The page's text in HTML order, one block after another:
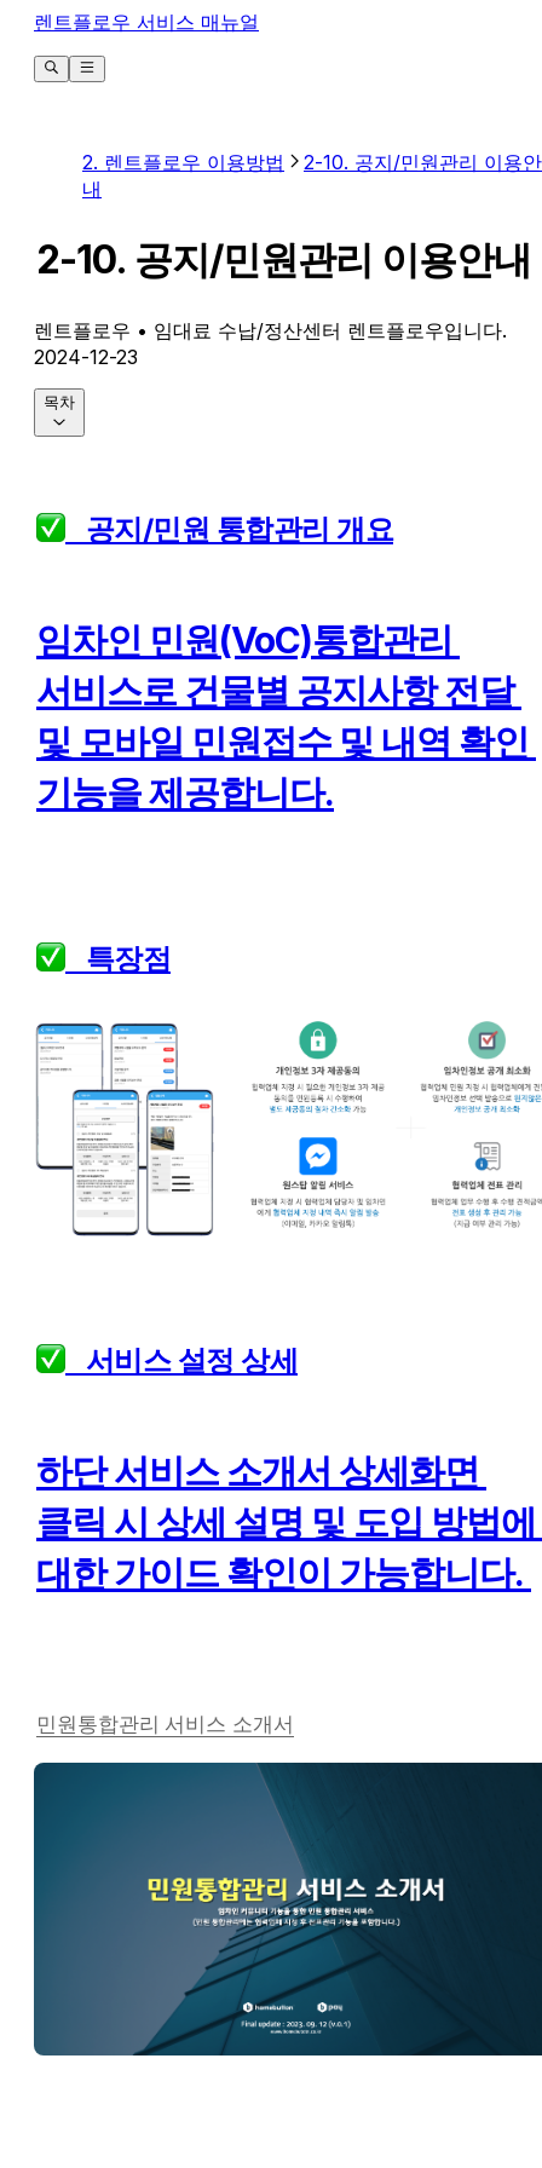
렌트플로우 서비스 매뉴얼
2. 렌트플로우 이용방법
2-10. 공지/민원관리 이용안
내
2-10. 공지/민원관리 이용안내
렌트플로우 • 임대료 수납/정산센터 렌트플로우입니다.
2024-12-23
공지/민원 통합관리 개요
임차인 민원(VoC)통합관리
서비스로 건물별 공지사항 전달
및 모바일 민원접수 및 내역 확인
기능을 제공합니다.
특장점
서비스 설정 상세
하단 서비스 소개서 상세화면
클릭 시 상세 설명 및 도입 방법에
대한 가이드 확인이 가능합니다.
민원통합관리 서비스 소개서
목차